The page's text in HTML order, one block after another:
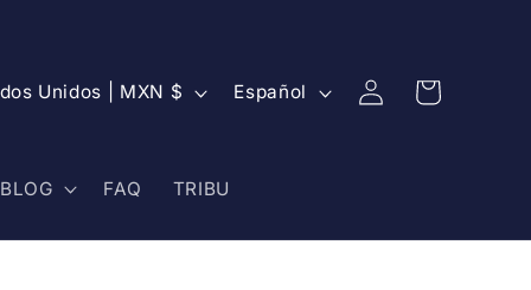
BLOG FAQ TRIBU
Estados Unidos | MXN $
i
Español
Iniciar
sesión
Carrito